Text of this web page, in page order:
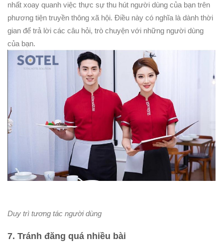
nhất xoay quanh việc thực sự thu hút người dùng của bạn trên
phương tiện truyền thông xã hội. Điều này có nghĩa là dành thời
gian để trả lời các câu hỏi, trò chuyện với những người dùng
của bạn.
Duy trì tương tác người dùng
7. Tránh đăng quá nhiều bài